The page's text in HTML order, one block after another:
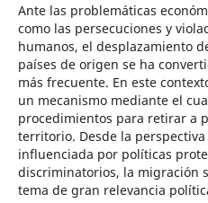
Ante las problemáticas
como las persecuciones y
humanos, el desplazamiento
países de origen se ha
más frecuente. En este
un mecanismo mediante el
procedimientos para retirar a
territorio. Desde la
influenciada por políticas
discriminatorios, la migración
tema de gran relevancia